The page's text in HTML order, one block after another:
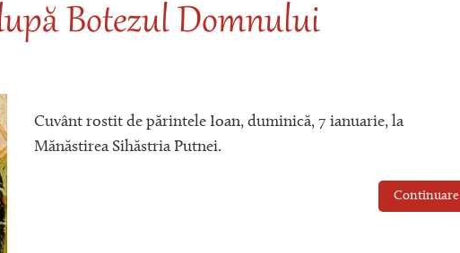
Botezul Domnului
Cuvânt rostit de părintele Ioan, duminică, 7 ianuarie, la
Mănăstirea Sihăstria Putnei.
Continuare